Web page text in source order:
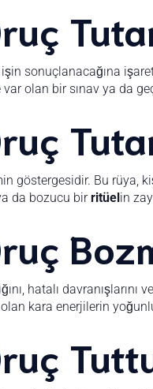
sonuçlanacağına
olan bir sınav ya da
göstergesidir. Bu rüya,
da bozucu birritüelin
hatalı
kara enerjilerin